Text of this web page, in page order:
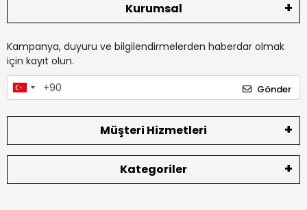
Kurumsal
Kampanya, duyuru ve bilgilendirmelerden haberdar olmak
için kayıt olun.
Gönder
Müşteri Hizmetleri
Kategoriler